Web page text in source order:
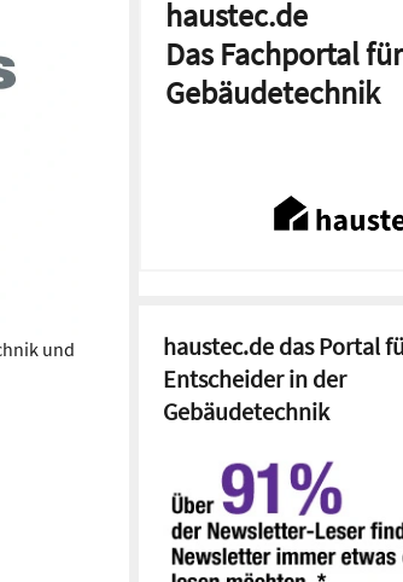
und
haustec.de
Das Fachportal
Gebäudetechnik
haustec.de das Portal
Entscheider in der
Gebäudetechnik